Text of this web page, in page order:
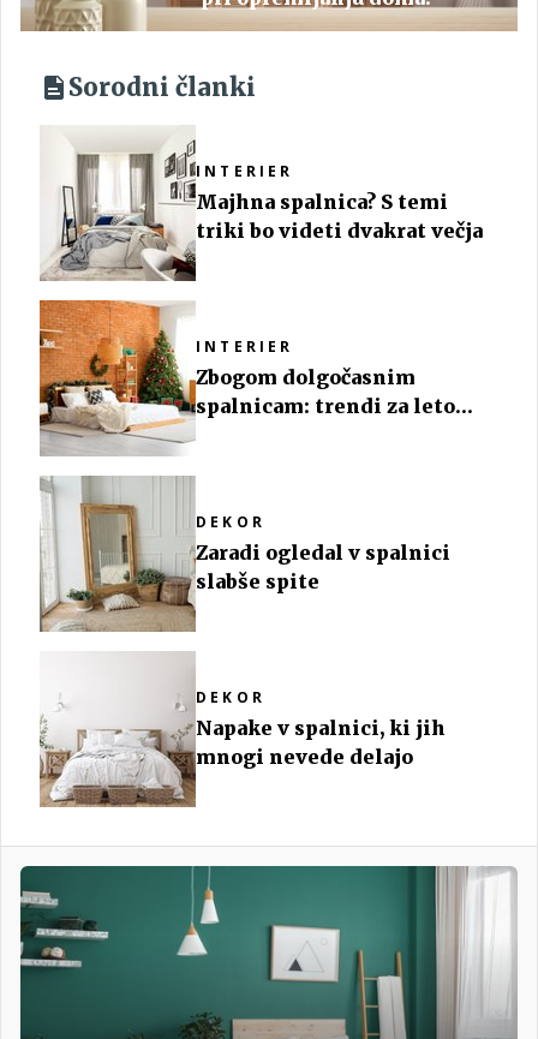
Sorodni članki
INTERIER
Majhna spalnica? S temi
triki bo videti dvakrat večja
INTERIER
Zbogom dolgočasnim
spalnicam: trendi za leto
DEKOR
Zaradi ogledal v spalnici
slabše spite
DEKOR
Napake v spalnici, ki jih
mnogi nevede delajo